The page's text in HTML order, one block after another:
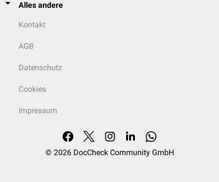
Alles andere
Kontakt
AGB
Datenschutz
Cookies
Impressum
© 2026 DocCheck Community GmbH